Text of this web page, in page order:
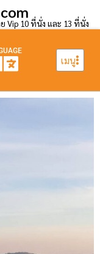
Vip 10 ที่นั่ง และ 13 ที่นั่ง
เมนู